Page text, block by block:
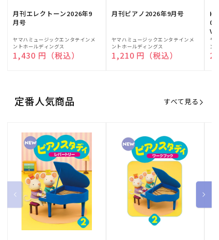
月刊エレクトーン2026年9
月号
販
売
元:
ヤマハミュージックエンタテインメ
ントホールディングス
通常価格
1,430 円（税込）
月刊ピアノ2026年9月号
販
売
元:
ヤマハミュージックエンタテインメ
ントホールディングス
通常価格
1,210 円（税込）
販
売
元:
ヤ
ン
定番人気商品 すべて見る